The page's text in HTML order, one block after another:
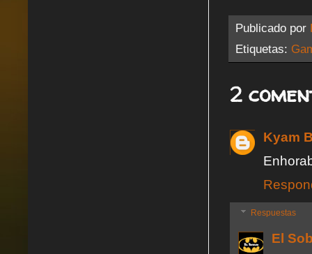
Publicado por
Etiquetas:
2
Kyam
Respuestas
El